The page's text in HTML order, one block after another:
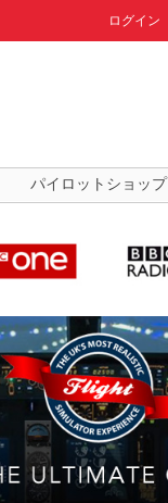
ログイン
パイロットショップ